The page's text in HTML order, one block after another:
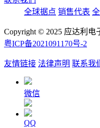
全球据点 销售代表
Copyright © 2025 应达利电
粤ICP备2021091170号-2
友情链接 法律声明 联系我们
微信
QQ